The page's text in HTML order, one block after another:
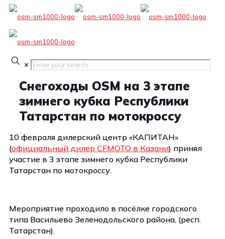
✕
Снегоходы OSM на 3 этапе
зимнего кубка Республики
Татарстан по мотокроссу
10 февраля дилерский центр «КАПИТАН»
(официальный дилер CFMOTO в Казани) принял
участие в 3 этапе зимнего кубка Республики
Татарстан по мотокроссу.
Мероприятие проходило в посёлке городского
типа Васильево Зеленодольского района, (респ.
Татарстан).